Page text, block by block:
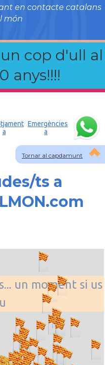
en contacte catalans
món
cop d'ull al
anys!!!!
Tornar al capdamunt
a
Emergències
a
ts a
un moment si us